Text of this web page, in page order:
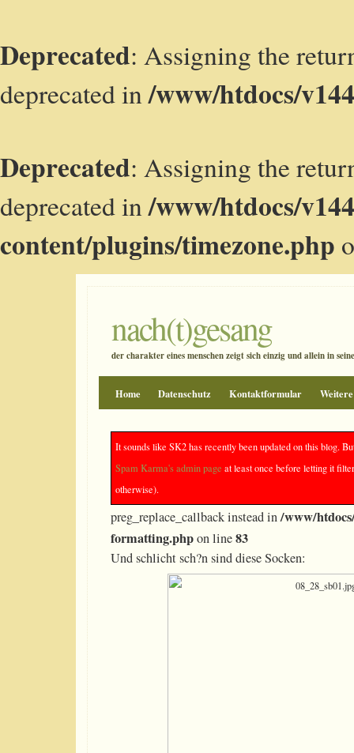
Deprecated: Assigning the
deprecated in/www/htdocs/
Deprecated: Assigning the
deprecated in/www/htdocs/
content/plugins/timezone.php
nach(t)gesang
der charakter eines menschen zeigt sich einzig und allein in
Home Datenschutz Kontaktformular
Schlicht bunt (28/2010)
Deprecated
preg_replace_callback instead in/www/
formatting.phpon line83
Und schlicht sch?n sind diese Socken:
It sounds like SK2 has recently been updated on this blog.
Spam Karma's admin page at least once before letting it
otherwise).